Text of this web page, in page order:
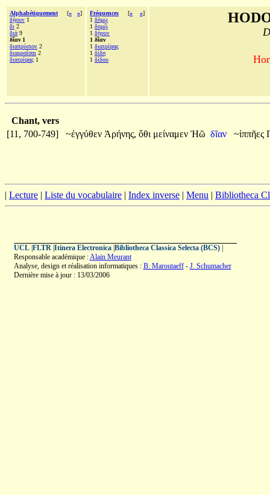
Alphabétiquement [« »]
δῄουν 1
δι 2
διὰ 9
δῖαν 1
διαπρύσιον 2
διαρραῖσαι 2
διατρίψας 1
Fréquences [« »]
1 δήμῳ
1 δημῷ
1 δῄουν
1 δῖαν
1 διατρίψας
1 δίδη
1 δίδου
Chant, vers
[11, 700-749]
~ἐγγύθεν Ἀρήνης, ὅθι μείναμεν Ἠῶ δῖαν ~ἱππῆες
| Lecture | Liste du vocabulaire | Index inverse | Menu | Bibliotheca
UCL| FLTR| Itinera Electronica| Bibliotheca Classica Selecta (BCS)|
Responsable académique :Alain Meurant
Analyse, design et réalisation informatiques : B. Maroutaeff- J. Schumacher
Dernière mise à jour : 13/03/2006